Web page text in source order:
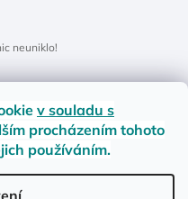
v souladu s
procházením tohoto
používáním.
neuniklo!